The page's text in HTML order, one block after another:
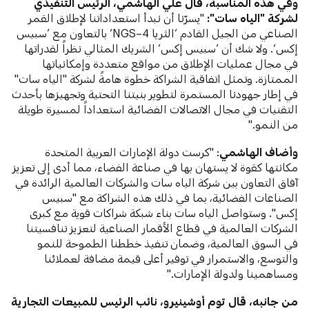
لشركة "الياه سات": "يسرّنا أن نبدأ استعداداتنا لإطلاق القمر
الصناعي من الجيل القادم ’الثريا 4–NGS‘ بالتعاون مع ’سبيس
إكس‘. ولا شك أن ’سبيس إكس‘ الشريك المثالي نظراً لقدراتها
في مجال عمليات الإطلاق من مواقع متعددة وإمكانياتها
الممتازة. وتمثل اتفاقية الشراكة خطوة هامةً لشركة "الياه سات"
في إطار جهودنا المستمرة لتطوير بنيتنا التحتية وتجهيزها بأحدث
التقنيات في مجال الاتصالات الفضائية استعداداً لمسيرة طويلة
من النمو."
وأضاف الهاشمي : "كرست دولة الإمارات العربية المتحدة
مكانتها كقوة لا يستهان بها في صناعة الفضاء، مما أدى إلى تعزيز
آفاق التعاون بين شركة الياه سات والشركات العالمية الرائدة في
الصناعات الفضائية، بما في ذلك هذه الشراكة مع "سبيس
إكس". وستواصل الياه سات بناء شبكة شراكات قوية مع كبرى
الشركات العالمية في قطاع الأقمار الصناعية لتعزيز تنافسيتنا
في السوق العالمية، وضمان تنفيذ خططنا الطموحة للنمو
والتوسع، والاستمرار في توفير أعلى قيمة مضافة لعملائنا
ومساهمينا ولدولة الإمارات."
من جانبه، قال توم أوشينيرو، نائب الرئيس للمبيعات التجارية